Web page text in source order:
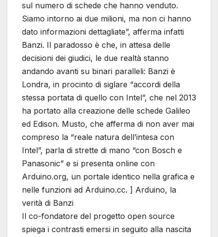
sul numero di schede che hanno venduto.
Siamo intorno ai due milioni, ma non ci hanno
dato informazioni dettagliate”, afferma infatti
Banzi. Il paradosso è che, in attesa delle
decisioni dei giudici, le due realtà stanno
andando avanti su binari paralleli: Banzi è
Londra, in procinto di siglare “accordi della
stessa portata di quello con Intel”, che nel 2013
ha portato alla creazione delle schede Galileo
ed Edison. Musto, che afferma di non aver mai
compreso la “reale natura dell’intesa con
Intel”, parla di strette di mano “con Bosch e
Panasonic” e si presenta online con
Arduino.org, un portale identico nella grafica e
nelle funzioni ad Arduino.cc. ] Arduino, la
verità di Banzi
Il co-fondatore del progetto open source
spiega i contrasti emersi in seguito alla nascita